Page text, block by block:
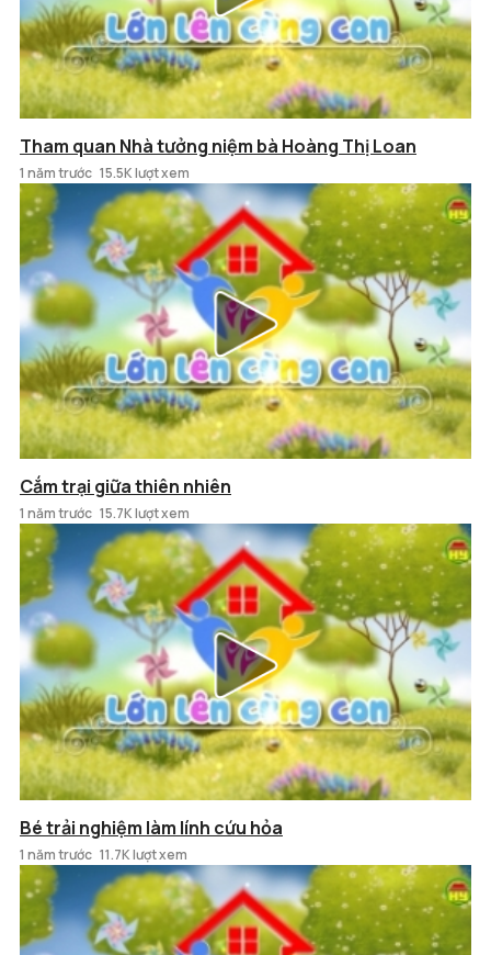
Tham quan Nhà tưởng niệm bà Hoàng Thị Loan
1 năm trước 15.5K lượt xem
Cắm trại giữa thiên nhiên
1 năm trước 15.7K lượt xem
Bé trải nghiệm làm lính cứu hỏa
1 năm trước 11.7K lượt xem